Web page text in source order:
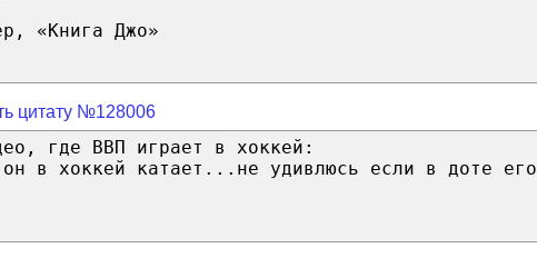
«Книга Джо»
цитату №128006
где ВВП играет в хоккей:
в хоккей катает...не удивлюсь если в доте его